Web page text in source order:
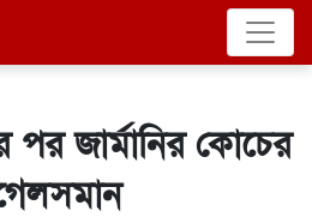
পর জার্মানির কোচের